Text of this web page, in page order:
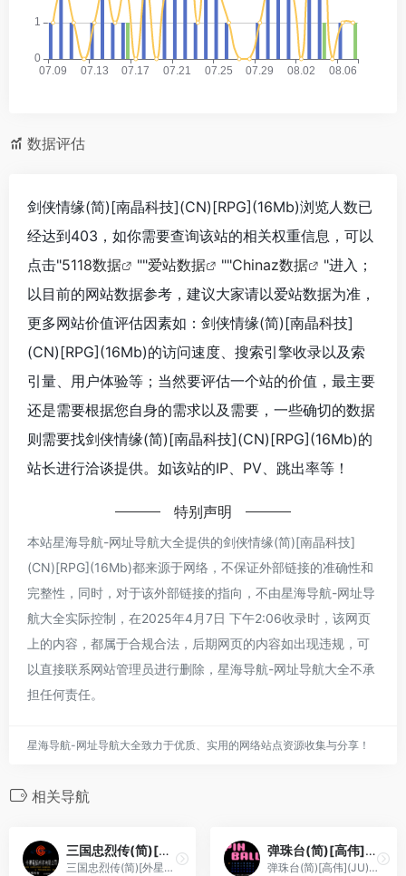
数据评估
剑侠情缘(简)[南晶科技](CN)[RPG](16Mb)浏览人数已
经达到403，如你需要查询该站的相关权重信息，可以
点击"5118数据 ""爱站数据 ""Chinaz数据
"进入；
以目前的网站数据参考，建议大家请以爱站数据为准，
更多网站价值评估因素如：剑侠情缘(简)[南晶科技]
(CN)[RPG](16Mb)的访问速度、搜索引擎收录以及索
引量、用户体验等；当然要评估一个站的价值，最主要
还是需要根据您自身的需求以及需要，一些确切的数据
则需要找剑侠情缘(简)[南晶科技](CN)[RPG](16Mb)的
站长进行洽谈提供。如该站的IP、PV、跳出率等！
特别声明
本站星海导航-网址导航大全提供的剑侠情缘(简)[南晶科技]
(CN)[RPG](16Mb)都来源于网络，不保证外部链接的准确性和
完整性，同时，对于该外部链接的指向，不由星海导航-网址导
航大全实际控制，在2025年4月7日 下午2:06收录时，该网页
上的内容，都属于合规合法，后期网页的内容如出现违规，可
以直接联系网站管理员进行删除，星海导航-网址导航大全不承
担任何责任。
星海导航-网址导航大全致力于优质、实用的网络站点资源收集与分享！
相关导航
三国忠烈传(简)[外星科技](CN)[RPG](4Mb)
三国忠烈传(简)[外星科技](CN)[RPG](4Mb)
弹珠台(简)[高伟](JU)[TAB](0.18Mb)
弹珠台(简)[高伟](JU)[TAB](0.18Mb)